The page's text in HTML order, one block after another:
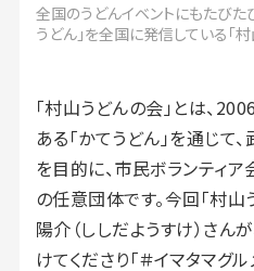
全国のうどんイベントにもたびた
うどん」を全国に発信している「
「村山うどんの会」とは、
ある「かてうどん」を通じて
を目的に、市民ボランティ
の任意団体です。今回「村
陽介（ししだようすけ）さん
けてくださり「＃イマタマグ